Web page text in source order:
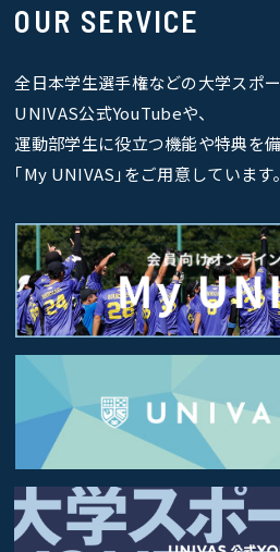
OUR SERVICE
全日本学生選手権などの大学スポ
UNIVAS公式YouTubeや、
運動部学生に役立つ機能や特典を
｢My UNIVAS｣をご用意しています。